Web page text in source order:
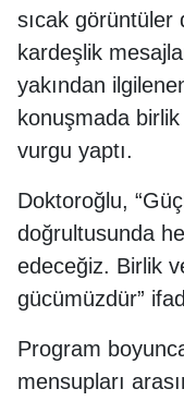
sıcak
kardeşlik
yakından
konuşmada
vurgu yaptı.
Doktoroğlu,
doğrultusunda
edeceğiz. Birlik
gücümüzdür”
Program
mensupları